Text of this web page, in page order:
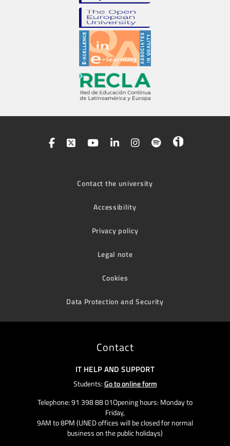
Contact the university
Accessibility
Privacy policy
Legal note
Cookies
Data Protection and Security
Contact
IT HELP AND SUPPORT
Students:Go to online form
Telephone: 91 398 88 01Opening hours: Monday to
Friday,
9AM to 8PM (UNED offices will be closed for normal
business on the public holidays)